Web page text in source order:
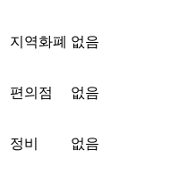
지역화폐 없음
편의점 없음
정비 없음